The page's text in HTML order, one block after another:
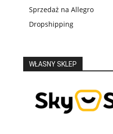
Sprzedaż na Allegro
Dropshipping
WŁASNY SKLEP